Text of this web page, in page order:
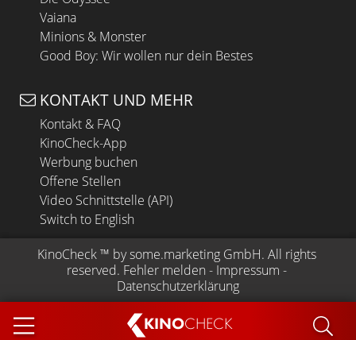
KINOCHECK
Vaiana
Minions & Monster
Good Boy: Wir wollen nur dein Bestes
KONTAKT UND MEHR
Kontakt & FAQ
KinoCheck-App
Werbung buchen
Offene Stellen
Video Schnittstelle (API)
Switch to English
KinoCheck ™ by some.marketing GmbH. All rights
reserved. Fehler melden - Impressum -
Datenschutzerklärung